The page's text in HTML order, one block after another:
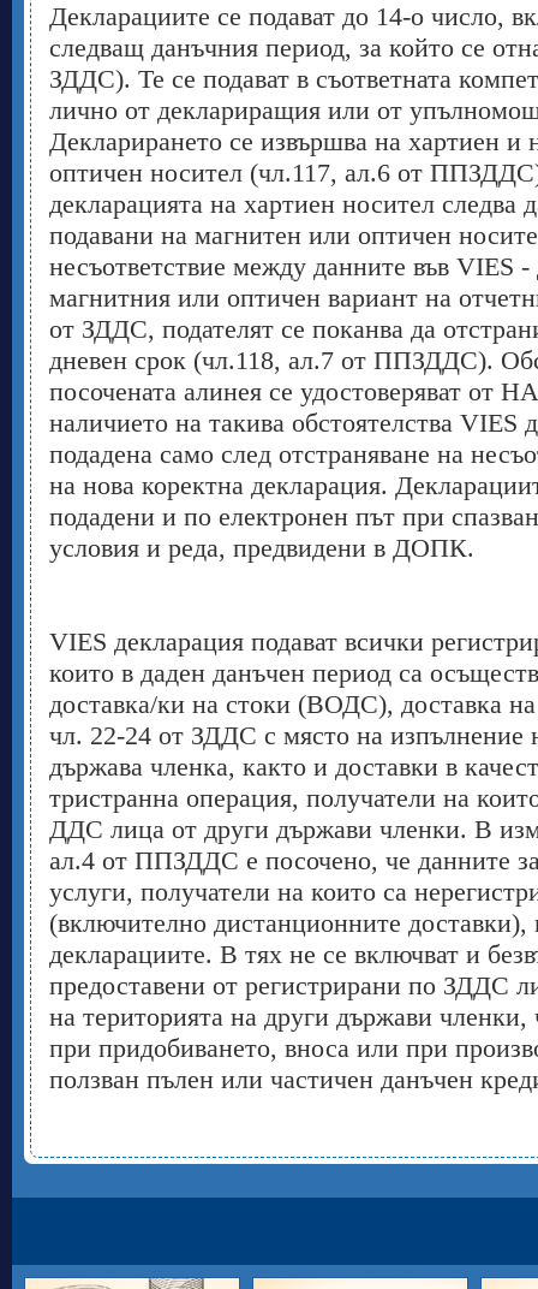
Декларациите се подават до 14-о число,
следващ данъчния период, за който се
ЗДДС). Те се подават в съответната
лично от деклариращия или от
Декларирането се извършва на хартиен и
оптичен носител (чл.117, ал.6 от
декларацията на хартиен носител следва
подавани на магнитен или оптичен
несъответствие между данните във VIES -
магнитния или оптичен вариант на
от ЗДДС, подателят се поканва да
дневен срок (чл.118, ал.7 от ППЗДДС).
посочената алинея се удостоверяват от
наличието на такива обстоятелства VIES
подадена само след отстраняване на
на нова коректна декларация.
подадени и по електронен път при
условия и реда, предвидени в ДОПК.
VIES декларация подават всички
които в даден данъчен период са
доставка/ки на стоки (ВОДС), доставка
чл. 22-24 от ЗДДС с място на изпълнение
държава членка, както и доставки в
тристранна операция, получатели на
ДДС лица от други държави членки. В
ал.4 от ППЗДДС е посочено, че данните
услуги, получатели на които са
(включително дистанционните доставки),
декларациите. В тях не се включват и
предоставени от регистрирани по ЗДДС
на територията на други държави членки,
при придобиването, вноса или при
ползван пълен или частичен данъчен